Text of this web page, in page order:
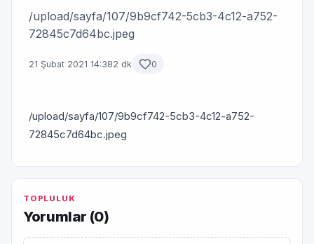
/upload/sayfa/107/9b9cf742-5cb3-4c12-a752-
72845c7d64bc.jpeg
21 Şubat 2021 14:382 dk 0
/upload/sayfa/107/9b9cf742-5cb3-4c12-a752-
72845c7d64bc.jpeg
TOPLULUK
Yorumlar (0)